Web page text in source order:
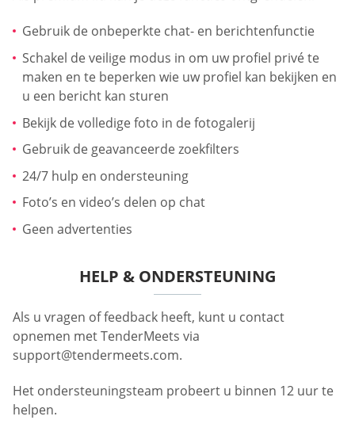
Gebruik de onbeperkte chat- en berichtenfunctie
Schakel de veilige modus in om uw profiel privé te
maken en te beperken wie uw profiel kan bekijken en
u een bericht kan sturen
Bekijk de volledige foto in de fotogalerij
Gebruik de geavanceerde zoekfilters
24/7 hulp en ondersteuning
Foto’s en video’s delen op chat
Geen advertenties
HELP & ONDERSTEUNING
Als u vragen of feedback heeft, kunt u contact
opnemen met TenderMeets via
support@tendermeets.com.
Het ondersteuningsteam probeert u binnen 12 uur te
helpen.